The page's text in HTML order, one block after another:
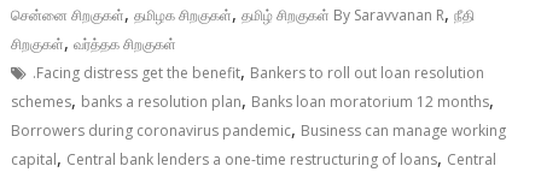
சென்னை சிறகுகள்,தமிழக சிறகுகள்,தமிழ் சிறகுகள் By Saravvanan R,நீதி
சிறகுகள்,வர்த்தக சிறகுகள்
.Facing distress get the benefit, Bankers to roll out loan resolution
schemes, banks a resolution plan, Banks loan moratorium 12 months,
Borrowers during coronavirus pandemic, Business can manage working
capital, Central bank lenders a one-time restructuring of loans, Central